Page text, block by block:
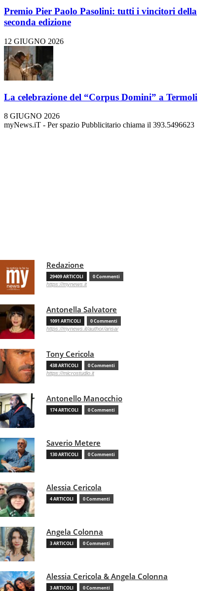
Premio Pier Paolo Pasolini: tutti i vincitori della
seconda edizione
12 GIUGNO 2026
La celebrazione del “Corpus Domini” a Termoli
8 GIUGNO 2026
myNews.iT - Per spazio Pubblicitario chiama il 393.5496623
Redazione
29409 ARTICOLI 0 Commenti
https://mynews.it
Antonella Salvatore
1091 ARTICOLI 0 Commenti
https://mynews.it/author/ansa/
Tony Cericola
438 ARTICOLI 0 Commenti
https://microstudio.it
Antonello Manocchio
174 ARTICOLI 0 Commenti
Saverio Metere
130 ARTICOLI 0 Commenti
Alessia Cericola
4 ARTICOLI 0 Commenti
Angela Colonna
3 ARTICOLI 0 Commenti
Alessia Cericola & Angela Colonna
3 ARTICOLI 0 Commenti